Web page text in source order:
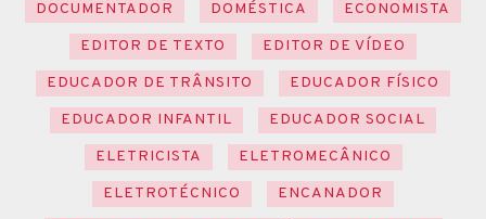
DOCUMENTADOR
DOMÉSTICA
ECONOMISTA
EDITOR DE TEXTO
EDITOR DE VÍDEO
EDUCADOR DE TRÂNSITO
EDUCADOR FÍSICO
EDUCADOR INFANTIL
EDUCADOR SOCIAL
ELETRICISTA
ELETROMECÂNICO
ELETROTÉCNICO
ENCANADOR